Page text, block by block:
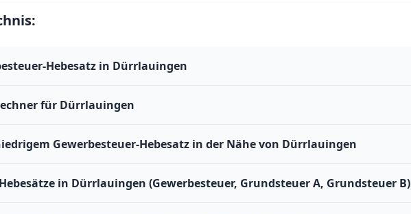
Hebesatz in Dürrlauingen
für Dürrlauingen
Gewerbesteuer-Hebesatz in der Nähe von Dürrlauingen
in Dürrlauingen (Gewerbesteuer, Grundsteuer A, Grundsteuer B)